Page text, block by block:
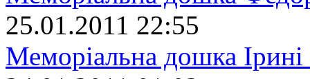
25.01.2011 22:55
Меморіальна дошка